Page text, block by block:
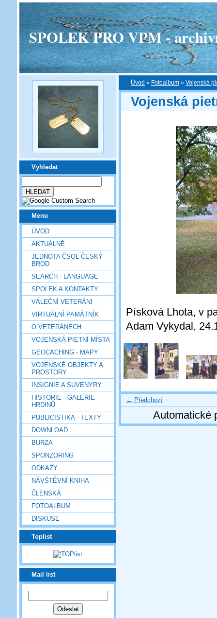
SPOLEK PRO VPM -
Vyhledat
Menu
ÚVOD
AKTUÁLNĚ
JEDNOTA ČSOL ČESKÝ
BROD
SEARCH - LANGUAGE
SPOLEK A KONTAKTY
VÁLEČNÍ VETERÁNI
VIRTUÁLNÍ PAMÁTNÍK
O VETERÁNECH
VOJENSKÁ PIETNÍ MÍSTA
GEOCACHING - MAPY
VOJENSKÉ OBJEKTY A
PROSTORY
INSIGNIE A SUVENYRY
HISTORIE - GALERIE
HRDINŮ
PUBLICISTIKA - TEXTY
DOWNLOAD
BURZA
SPONZORING
ODKAZY
NÁVŠTĚVNÍ KNIHA
ČLENSKÁ
FOTOALBUM
DISKUSE
Toplist
Mail list
Úvod » Fotoalbum » Vojenská
Vojenská
Písková Lhota, v
Adam Vykydal,
← Předchozí
Automatické